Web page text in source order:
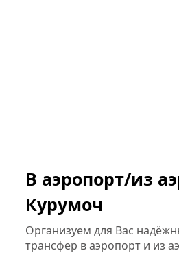
В аэропорт/из
Курумоч
Организуем для Вас
трансфер в аэропорт и из